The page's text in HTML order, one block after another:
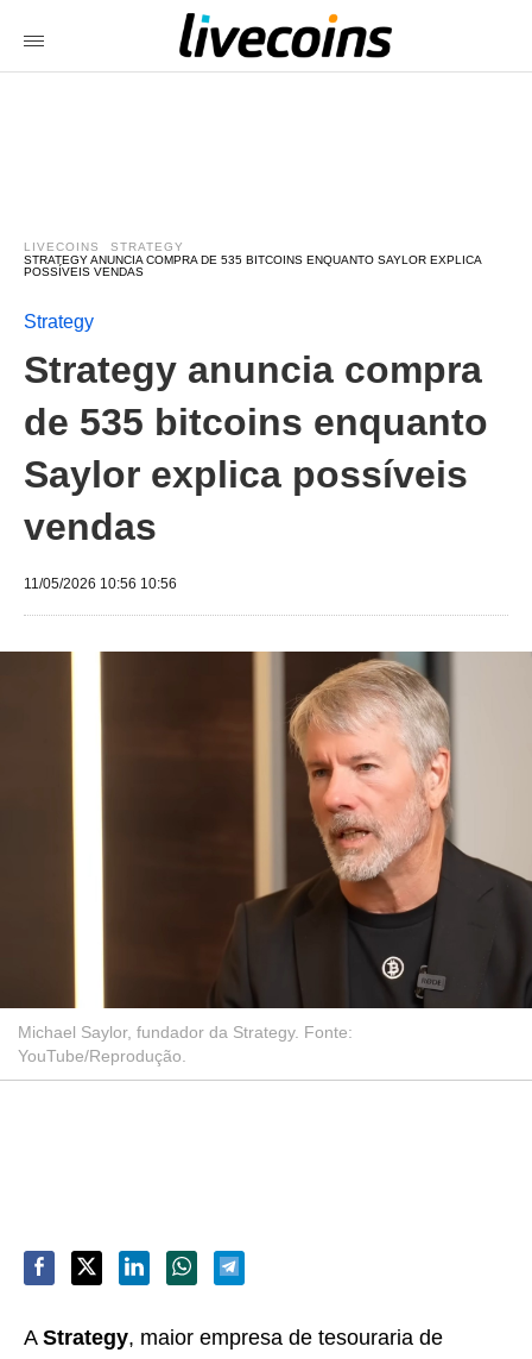
LIVECOINS
STRATEGY
STRATEGY ANUNCIA COMPRA DE 535 BITCOINS ENQUANTO SAYLOR EXPLICA
POSSÍVEIS VENDAS
Strategy
Strategy anuncia compra
de 535 bitcoins enquanto
Saylor explica possíveis
vendas
11/05/2026 10:56 10:56
Michael Saylor, fundador da Strategy. Fonte:
YouTube/Reprodução.
A Strategy, maior empresa de tesouraria de